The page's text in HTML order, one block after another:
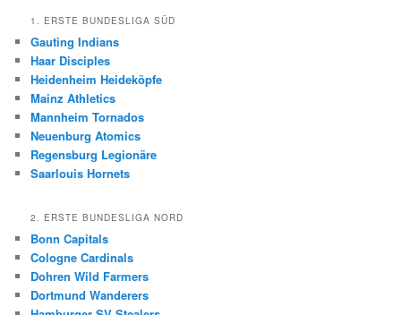
1. ERSTE BUNDESLIGA SÜD
Gauting Indians
Haar Disciples
Heidenheim Heideköpfe
Mainz Athletics
Mannheim Tornados
Neuenburg Atomics
Regensburg Legionäre
Saarlouis Hornets
2. ERSTE BUNDESLIGA NORD
Bonn Capitals
Cologne Cardinals
Dohren Wild Farmers
Dortmund Wanderers